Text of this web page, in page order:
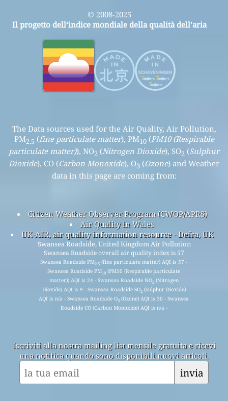
© 2008-2025
Il progetto dell’indice mondiale della qualità dell’aria
The Data sources used for the Air Quality, Air Pollution,
PM2.5 (fine particulate matter), PM10(PM10 (Respirable
particulate matter)), NO2 (Nitrogen Dioxide), SO2 (Sulphur
Dioxide), CO (Carbon Monoxide), O3 (Ozone) and Weather
data in this page are coming from:
Citizen Weather Observer Program (CWOP/APRS)
Air Quality in Wales
UK-AIR, air quality information resource - Defra, UK
Swansea Roadside, United Kingdom Air Pollution
Swansea Roadside overall air quality index is 57
Swansea Roadside PM2.5 (fine particulate matter) AQI is 57 -
Swansea Roadside PM10 (PM10 (Respirable particulate
matter)) AQI is 24 - Swansea Roadside NO2(Nitrogen
Dioxide) AQI is 9 - Swansea Roadside SO2(Sulphur Dioxide)
AQI is n/a - Swansea Roadside O3 (Ozone) AQI is 30 - Swansea
Roadside CO (Carbon Monoxide) AQI is n/a -
Iscriviti alla nostra mailing list mensile gratuita e ricevi
una notifica quando sono disponibili nuovi articoli.
invia